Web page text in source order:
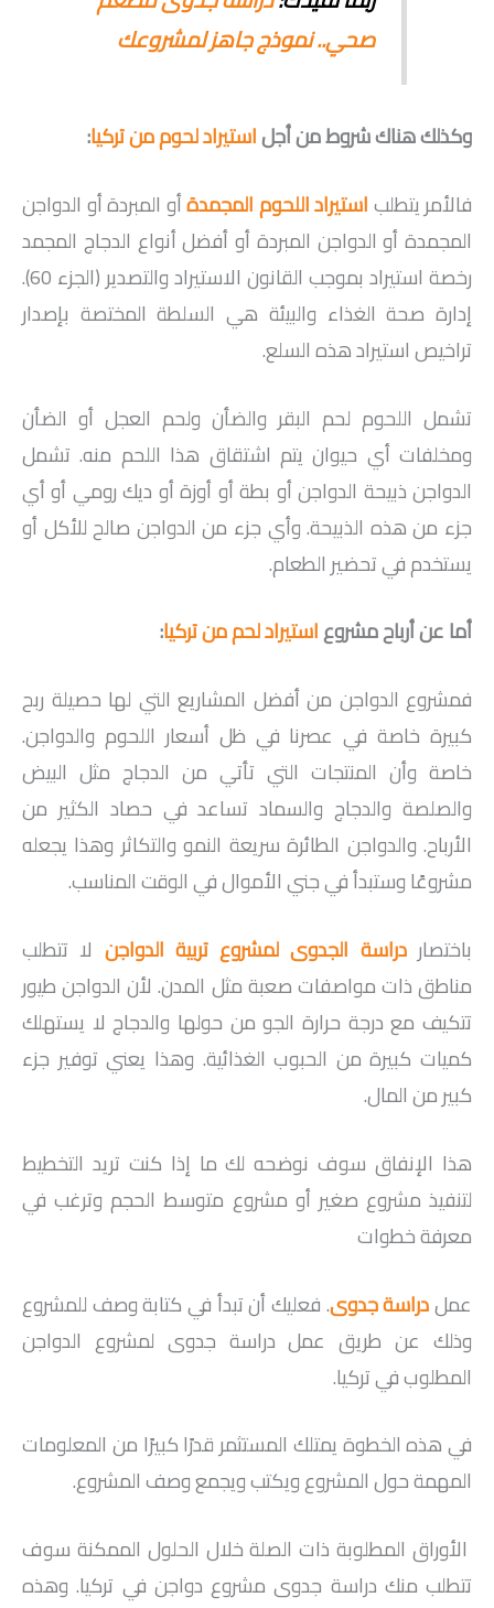
صحي.. نموذج جاهز لمشروعك
وكذلك هناك شروط من أجلاستيراد لحوم من تركيا:
فالأمر يتطلباستيراد اللحوم المجمدةأو المبردة أو الدواجن
المجمدة أو الدواجن المبردة أو أفضل أنواع الدجاج المجمد
رخصة استيراد بموجب القانون الاستيراد والتصدير (الجزء 60).
إدارة صحة الغذاء والبيئة هي السلطة المختصة بإصدار
تراخيص استيراد هذه السلع.
تشمل اللحوم لحم البقر والضأن ولحم العجل أو الضأن
ومخلفات أي حيوان يتم اشتقاق هذا اللحم منه. تشمل
الدواجن ذبيحة الدواجن أو بطة أو أوزة أو ديك رومي أو أي
جزء من هذه الذبيحة. وأي جزء من الدواجن صالح للأكل أو
يستخدم في تحضير الطعام.
أما عن أرباح مشروعاستيراد لحم من تركيا:
فمشروع الدواجن من أفضل المشاريع التي لها حصيلة ربح
كبيرة خاصة في عصرنا في ظل أسعار اللحوم والدواجن.
خاصة وأن المنتجات التي تأتي من الدجاج مثل البيض
والصلصة والدجاج والسماد تساعد في حصاد الكثير من
الأرباح. والدواجن الطائرة سريعة النمو والتكاثر وهذا يجعله
مشروعًا وستبدأ في جني الأموال في الوقت المناسب.
باختصاردراسة الجدوى لمشروع تربية الدواجن لا تتطلب
مناطق ذات مواصفات صعبة مثل المدن. لأن الدواجن طيور
تتكيف مع درجة حرارة الجو من حولها والدجاج لا يستهلك
كميات كبيرة من الحبوب الغذائية. وهذا يعني توفير جزء
كبير من المال.
هذا الإنفاق سوف نوضحه لك ما إذا كنت تريد التخطيط
لتنفيذ مشروع صغير أو مشروع متوسط ​​الحجم وترغب في
معرفة خطوات
عملدراسة جدوى. فعليك أن تبدأ في كتابة وصف للمشروع
وذلك عن طريق عمل دراسة جدوى لمشروع الدواجن
المطلوب في تركيا.
في هذه الخطوة يمتلك المستثمر قدرًا كبيرًا من المعلومات
المهمة حول المشروع ويكتب ويجمع وصف المشروع.
الأوراق المطلوبة ذات الصلة خلال الحلول الممكنة سوف
تتطلب منك دراسة جدوى مشروع دواجن في تركيا. وهذه